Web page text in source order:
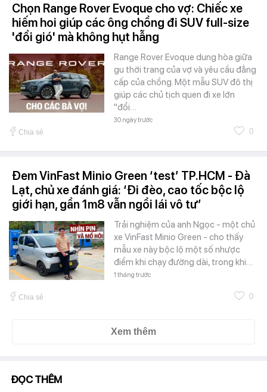
Chọn Range Rover Evoque cho vợ: Chiếc xe
hiếm hoi giúp các ông chồng đi SUV full-size
'đổi gió' mà không hụt hẫng
Range Rover Evoque dung hòa giữa
gu thời trang của vợ và yêu cầu đẳng
cấp của chồng. Một mẫu SUV đô thị
giúp các chủ tịch quen đi xe lớn
"đổi…
30 ngày trước
Chia sẻ 0
Đem VinFast Minio Green ‘test’ TP.HCM - Đà
Lạt, chủ xe đánh giá: ‘Đi đèo, cao tốc bộc lộ
giới hạn, gần 1m8 vẫn ngồi lái vô tư’
Trải nghiệm của anh Ngọc - một chủ
xe VinFast Minio Green - cho thấy
mẫu xe này bộc lộ một số nhược
điểm khi chạy đường dài, trong khi…
1 tháng trước
Chia sẻ 0
Xem thêm
ĐỌC THÊM